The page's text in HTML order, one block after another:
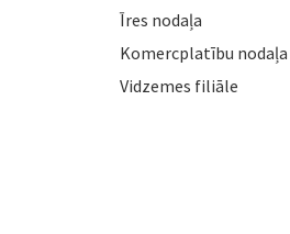
Īres nodaļa
Komercplatību nodaļa
Vidzemes filiāle